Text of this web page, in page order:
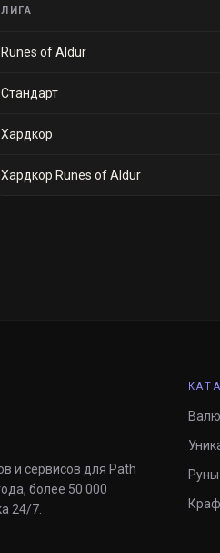
ЛИГА
Runes of Aldur
Стандарт
Хардкор
Хардкор Runes of Aldur
и сервисов для Path
более 50 000
24/7.